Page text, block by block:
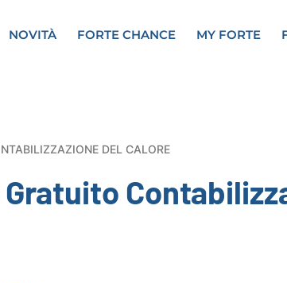
NOVITÀ FORTE CHANCE MY FORTE
DEL CALORE